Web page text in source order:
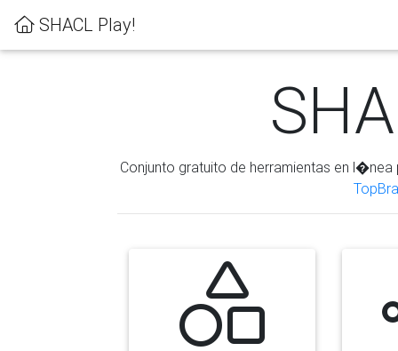
SHACL Play!
Conjunto gratuito de herramientas en